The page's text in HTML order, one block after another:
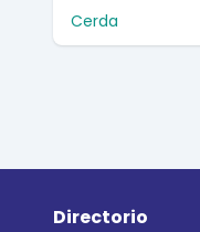
Cerda
Directorio